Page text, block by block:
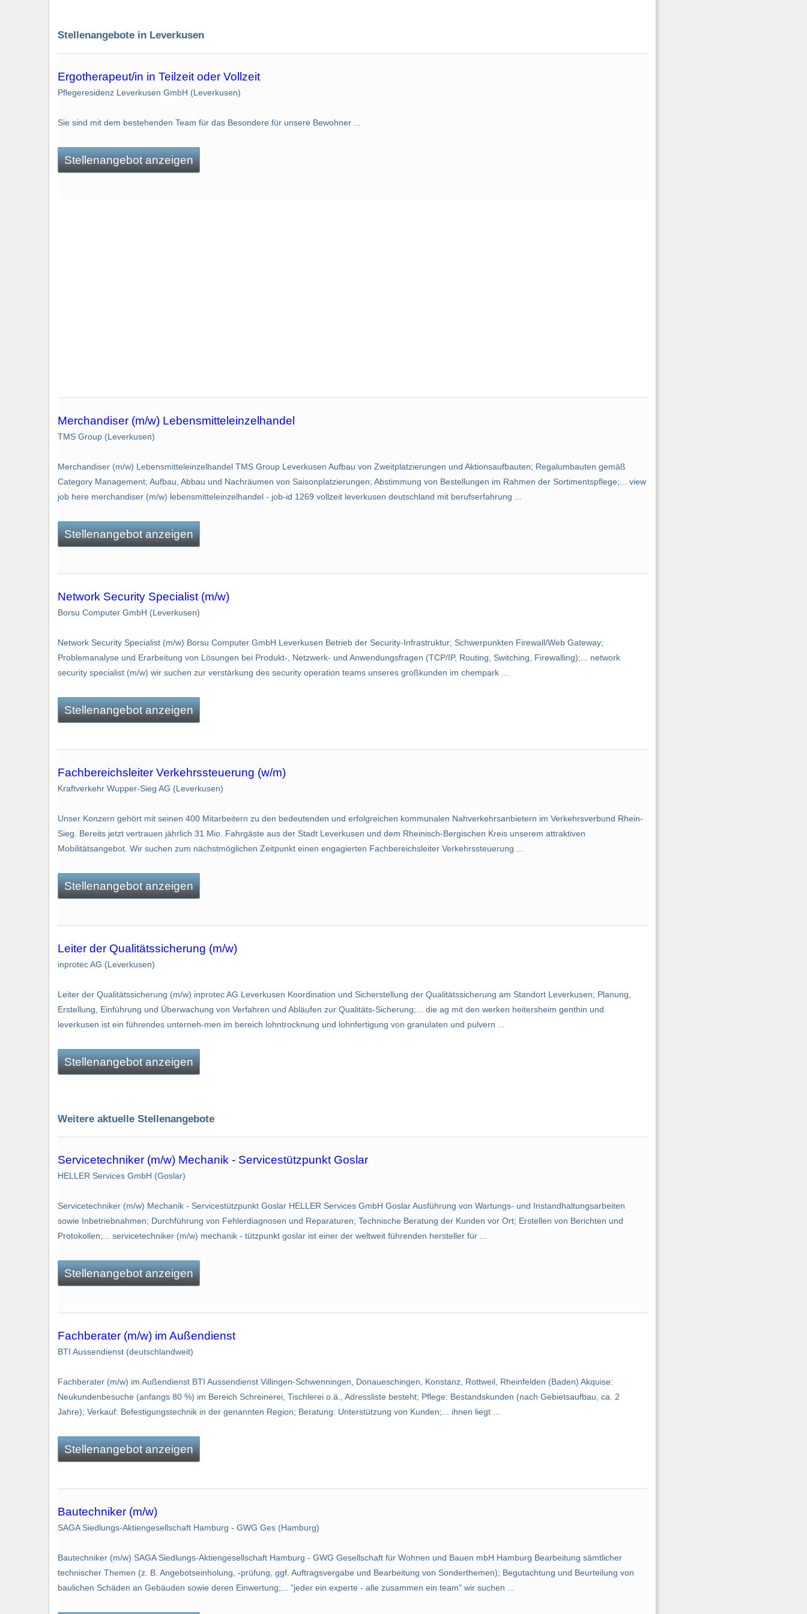
Stellenangebote in Leverkusen
Ergotherapeut/in in Teilzeit oder Vollzeit
Pflegeresidenz Leverkusen GmbH (Leverkusen)
Sie sind mit dem bestehenden Team für das Besondere für unsere Bewohner ...
Stellenangebot anzeigen
Merchandiser (m/w) Lebensmitteleinzelhandel
TMS Group (Leverkusen)
Merchandiser (m/w) Lebensmitteleinzelhandel TMS Group Leverkusen Aufbau von Zweitplatzierungen und Aktionsaufbauten; Regalumbauten gemäß
Category Management; Aufbau, Abbau und Nachräumen von Saisonplatzierungen; Abstimmung von Bestellungen im Rahmen der Sortimentspflege;... view
job here merchandiser (m/w) lebensmitteleinzelhandel - job-id 1269 vollzeit leverkusen deutschland mit berufserfahrung ...
Stellenangebot anzeigen
Network Security Specialist (m/w)
Borsu Computer GmbH (Leverkusen)
Network Security Specialist (m/w) Borsu Computer GmbH Leverkusen Betrieb der Security-Infrastruktur; Schwerpunkten Firewall/Web Gateway;
Problemanalyse und Erarbeitung von Lösungen bei Produkt-, Netzwerk- und Anwendungsfragen (TCP/IP, Routing, Switching, Firewalling);... network
security specialist (m/w) wir suchen zur verstärkung des security operation teams unseres groß­kunden im chempark ...
Stellenangebot anzeigen
Fachbereichsleiter Verkehrssteuerung (w/m)
Kraftverkehr Wupper-Sieg AG (Leverkusen)
Unser Konzern gehört mit seinen 400 Mitarbeitern zu den bedeutenden und erfolgreichen kommunalen Nahverkehrsanbietern im Verkehrsverbund Rhein-
Sieg. Bereits jetzt vertrauen jährlich 31 Mio. Fahrgäste aus der Stadt Leverkusen und dem Rheinisch-Bergischen Kreis unserem attraktiven
Mobilitätsangebot. Wir suchen zum nächstmöglichen Zeitpunkt einen engagierten Fachbereichsleiter Verkehrssteuerung ...
Stellenangebot anzeigen
Leiter der Qualitätssicherung (m/w)
inprotec AG (Leverkusen)
Leiter der Qualitätssicherung (m/w) inprotec AG Leverkusen Koordination und Sicherstellung der Qualitätssicherung am Standort Leverkusen; Planung,
Erstellung, Einführung und Überwachung von Verfahren und Abläufen zur Qualitäts-Sicherung;... die ag mit den werken heitersheim genthin und
leverkusen ist ein führendes unterneh-men im bereich lohntrocknung und lohnfertigung von granulaten und pulvern ...
Stellenangebot anzeigen
Weitere aktuelle Stellenangebote
Servicetechniker (m/w) Mechanik - Servicestützpunkt Goslar
HELLER Services GmbH (Goslar)
Servicetechniker (m/w) Mechanik - Servicestützpunkt Goslar HELLER Services GmbH Goslar Ausführung von Wartungs- und Instandhaltungsarbeiten
sowie Inbetriebnahmen; Durchführung von Fehlerdiagnosen und Reparaturen; Technische Beratung der Kunden vor Ort; Erstellen von Berichten und
Protokollen;... servicetechniker (m/w) mechanik - tützpunkt goslar ist einer der weltweit führenden hersteller für ...
Stellenangebot anzeigen
Fachberater (m/w) im Außendienst
BTI Aussendienst (deutschlandweit)
Fachberater (m/w) im Außendienst BTI Aussendienst Villingen-Schwenningen, Donaueschingen, Konstanz, Rottweil, Rheinfelden (Baden) Akquise:
Neukundenbesuche (anfangs 80 %) im Bereich Schreinerei, Tischlerei o.ä., Adressliste besteht; Pflege: Bestandskunden (nach Gebietsaufbau, ca. 2
Jahre); Verkauf: Befestigungstechnik in der genannten Region; Beratung: Unterstützung von Kunden;... ihnen liegt ...
Stellenangebot anzeigen
Bautechniker (m/w)
SAGA Siedlungs-Aktiengesellschaft Hamburg - GWG Ges (Hamburg)
Bautechniker (m/w) SAGA Siedlungs-Aktiengesellschaft Hamburg - GWG Gesellschaft für Wohnen und Bauen mbH Hamburg Bearbeitung sämtlicher
technischer Themen (z. B. Angebotseinholung, -prüfung, ggf. Auftragsvergabe und Bearbeitung von Sonderthemen); Begutachtung und Beurteilung von
baulichen Schäden an Gebäuden sowie deren Einwertung;... "jeder ein experte - alle zusammen ein team" wir suchen ...